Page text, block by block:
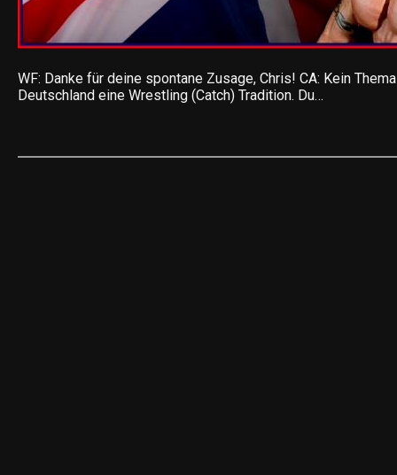
WF: Danke für deine spontane Zusage, Chris! CA: Kein
Deutschland eine Wrestling (Catch) Tradition. Du…